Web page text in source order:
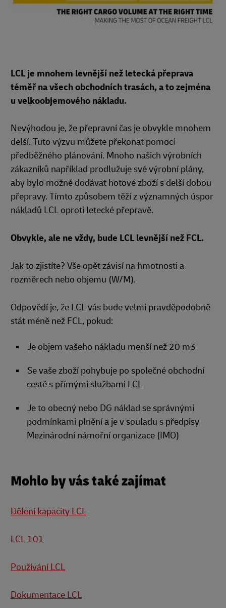
LCL je mnohem levnější než letecká přeprava
téměř na všech obchodních trasách, a to zejména
u velkoobjemového nákladu.
Nevýhodou je, že přepravní čas je obvykle mnohem
delší. Tuto výzvu můžete překonat pomocí
předběžného plánování. Mnoho našich výrobních
zákazníků například prodlužuje své výrobní plány,
aby bylo možné dodávat hotové zboží s delší dobou
přepravy. Tímto způsobem těží z významných úspor
nákladů LCL oproti letecké přepravě.
Obvykle, ale ne vždy, bude LCL levnější než FCL.
Jak to zjistíte? Vše opět závisí na hmotnosti a
rozměrech nebo objemu (W/M).
Odpovědí je, že LCL vás bude velmi pravděpodobně
stát méně než FCL, pokud:
Je objem vašeho nákladu menší než 20 m3
Se vaše zboží pohybuje po společné obchodní
cestě s přímými službami LCL
Je to obecný nebo DG náklad se správnými
podmínkami plnění a je v souladu s předpisy
Mezinárodní námořní organizace (IMO)
Mohlo by vás také zajímat
Dělení kapacity LCL
LCL 101
Používání LCL
Dokumentace LCL